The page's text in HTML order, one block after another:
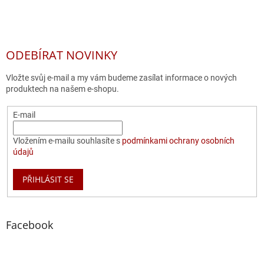
ODEBÍRAT NOVINKY
Vložte svůj e-mail a my vám budeme zasílat informace o nových
produktech na našem e-shopu.
E-mail
Vložením e-mailu souhlasíte s podmínkami ochrany osobních
údajů
PŘIHLÁSIT SE
Facebook